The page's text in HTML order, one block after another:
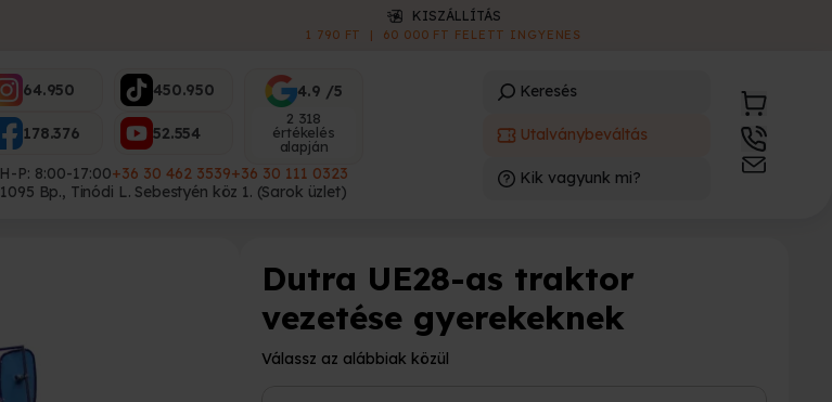
ONLINE E-UTALVÁNY
AZONNAL LETÖLTHETŐ | INGYENES
64.950
178.376
450.950
52.554
4.9 /5
2 318
értékelés
alapján
H-P: 8:00-17:00+36 30 462 3539+36 30 111 0323
1095 Bp., Tinódi L. Sebestyén köz 1. (Sarok üzlet)
Keresés
Utalványbeváltás
Kik vagyunk mi?
Dutra UE28-as traktor
vezetése gyerekeknek
Válassz az alábbiak közül